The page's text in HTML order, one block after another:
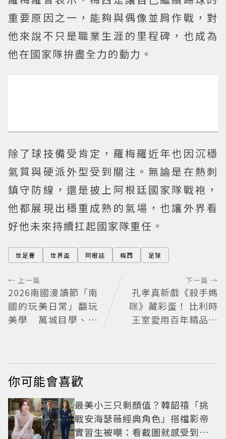
重要原因之一，能夠與偶像並肩作戰，對
他來說不只是職業生涯的里程碑，也成為
他在國家隊拚盡全力的動力。
除了球技備受肯定，羅梅羅近年也因沉穩
氣質與硬派外型受到關注。無論是在熱刺
鎮守防線，還是披上阿根廷國家隊戰袍，
他都展現出穩重成熟的氣場，也讓外界看
好他未來持續扛起國家隊重任。
世足賽 世界盃 阿根廷 梅西 足球
← 上一篇
2026南國漫讀節「南
國的玩美日常」翻玩
美學 萬城目學、妹
下一篇 →
孔孝真新戲《殺手媽
咪》藏彩蛋！ 比利時
王室愛用百年精品也
你可能會喜歡
最美小三只剩顏值？韓韶禧「挑
戰安海瑟薇經典角色」搭檔影帝
實習生被嘲：看截圖就感受到演